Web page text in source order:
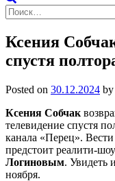
Найти:
Ксения
спустя
Posted on 30.12.2024 by
Ксения Собчак
телевидение спустя
канала «Перец».
предстоит реалити-
Логиновым. Увидеть
ноября.